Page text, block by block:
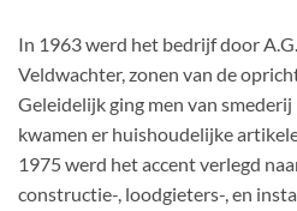
In 1963 werd het bedrijf door
Veldwachter, zonen van de
Geleidelijk ging men van
kwamen er huishoudelijke
1975 werd het accent verlegd
constructie-, loodgieters-, en